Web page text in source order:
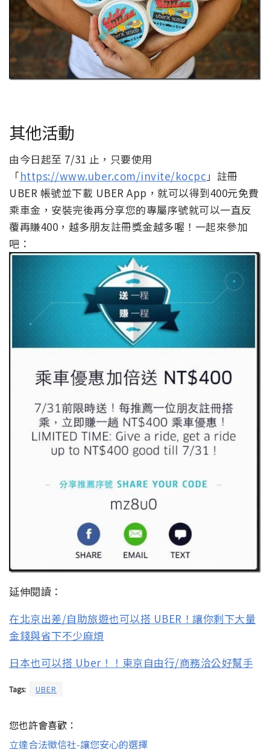
其他活動
由今日起至 7/31 止，只要使用
「https://www.uber.com/invite/kocpc」註冊
UBER 帳號並下載 UBER App，就可以得到400元免費
乘車金，安裝完後再分享您的專屬序號就可以一直反
覆再賺400，越多朋友註冊獎金越多喔！一起來參加
吧：
延伸閱讀：
在北京出差/自助旅遊也可以搭 UBER！讓你剩下大量
金錢與省下不少麻煩
日本也可以搭 Uber！！東京自由行/商務洽公好幫手
Tags: UBER
您也許會喜歡：
立達合法徵信社-讓您安心的選擇